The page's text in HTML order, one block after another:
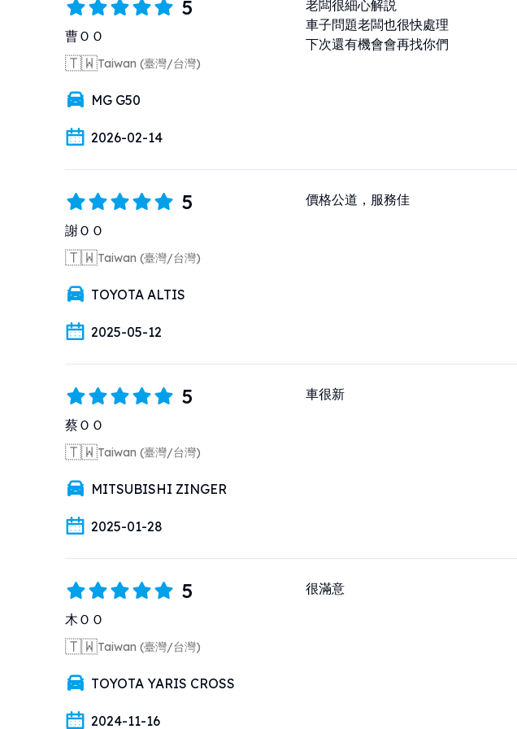
5
曹ＯＯ
🇹🇼Taiwan (臺灣/台灣)
MG G50
2026-02-14
老闆很細心解説
車子問題老闆也很快處理
下次還有機會會再找你們
5
謝ＯＯ
🇹🇼Taiwan (臺灣/台灣)
TOYOTA ALTIS
2025-05-12
價格公道，服務佳
5
蔡ＯＯ
🇹🇼Taiwan (臺灣/台灣)
MITSUBISHI ZINGER
2025-01-28
車很新
5
木ＯＯ
🇹🇼Taiwan (臺灣/台灣)
TOYOTA YARIS CROSS
2024-11-16
很滿意